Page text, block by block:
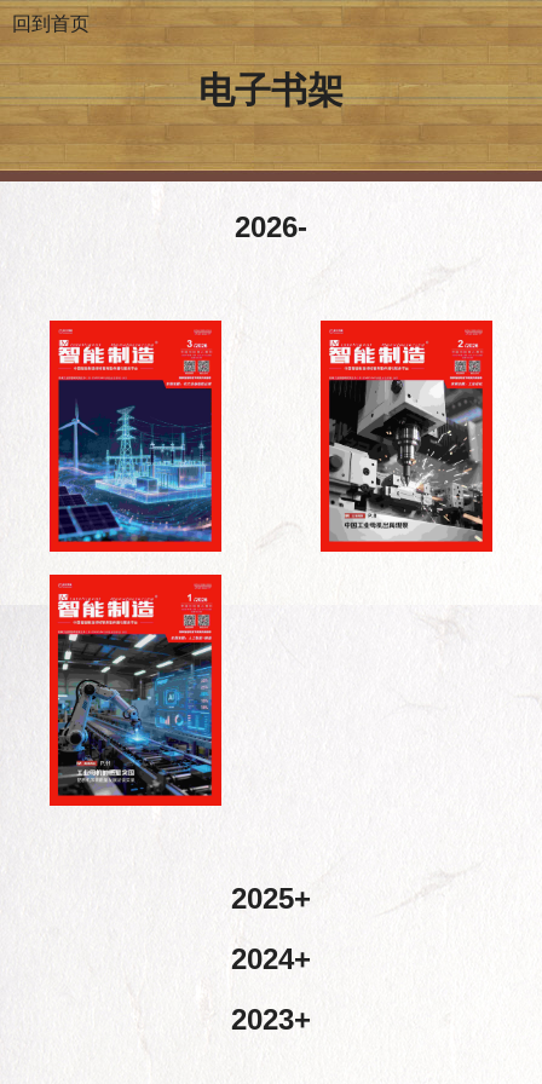
回到首页
电子书架
2026
2025
2024
2023